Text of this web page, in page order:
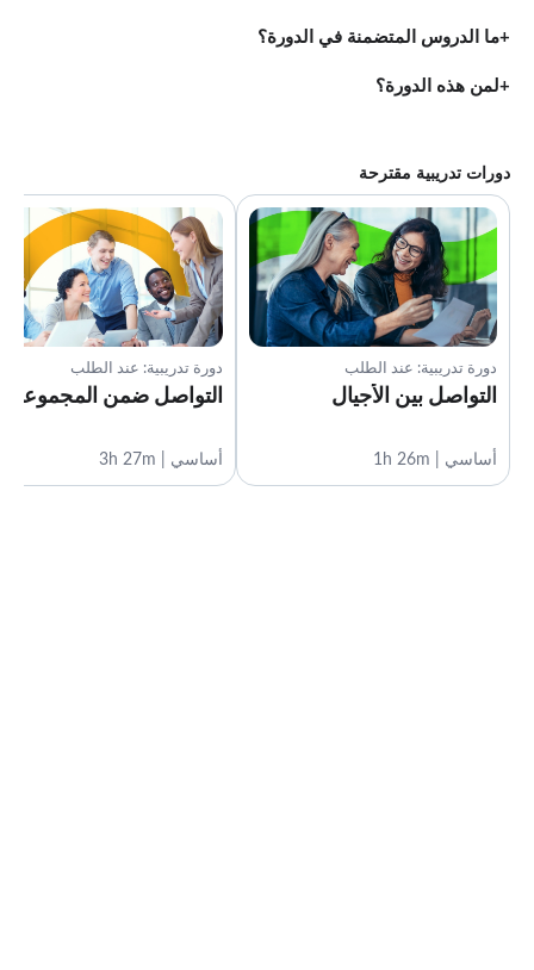
ما الدروس المتضمنة في الدورة؟
لمن هذه الدورة؟
دورات تدريبية مقترحة
دورة تدريبية: عند الطلب
التواصل بين الأجيال
أساسي | 1h 26m
دورة تدريبية: عند الطلب
التواصل ضمن المجموعة
أساسي | 3h 27m